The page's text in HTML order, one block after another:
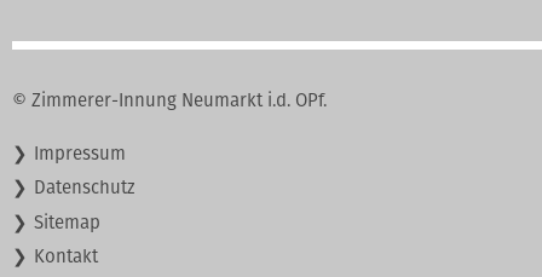
© Zimmerer-Innung Neumarkt i.d. OPf.
Navigation
überspringen
Impressum
Datenschutz
Sitemap
Kontakt